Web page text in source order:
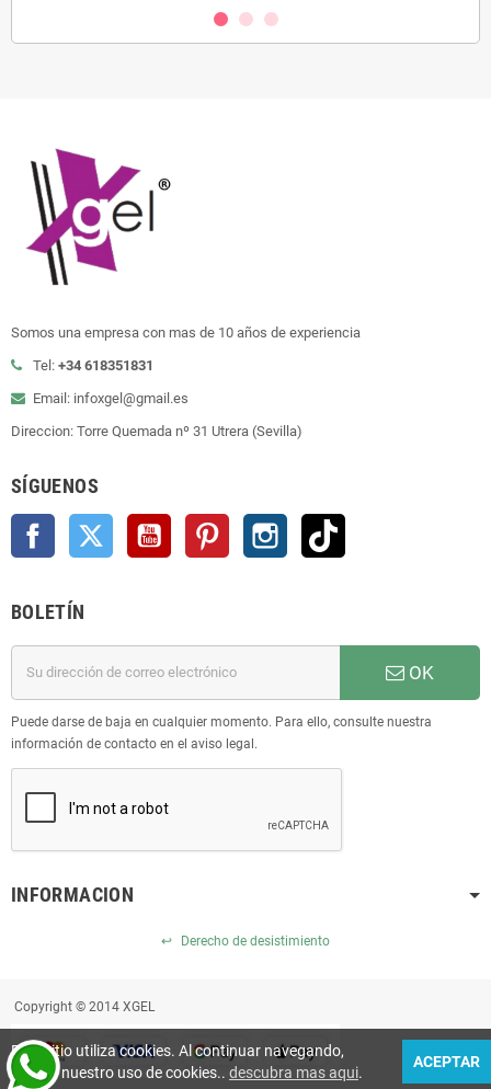
Somos una empresa con mas de 10 años de experiencia
Tel: +34 618351831
Email: infoxgel@gmail.es
Direccion: Torre Quemada nº 31 Utrera (Sevilla)
SÍGUENOS
Facebook Twitter YouTube Pinterest Instagram
BOLETÍN
OK
Puede darse de baja en cualquier momento. Para ello, consulte nuestra
información de contacto en el aviso legal.
INFORMACION
↩ Derecho de desistimiento
Copyright © 2014 XGEL
Este sitio utiliza cookies. Al continuar navegando,
acepta nuestro uso de cookies.. descubra mas aqui.
ACEPTAR